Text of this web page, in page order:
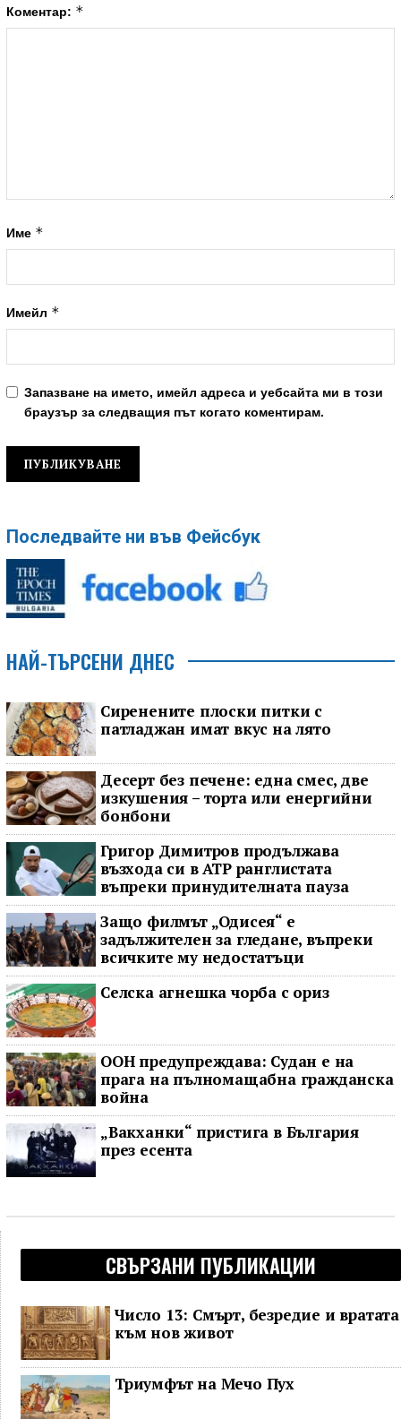
Коментар: *
Име *
Имейл *
Запазване на името, имейл адреса и уебсайта ми в този
браузър за следващия път когато коментирам.
Последвайте ни във Фейсбук
НАЙ-ТЪРСЕНИ ДНЕС
Сиренените плоски питки с
патладжан имат вкус на лято
Десерт без печене: една смес, две
изкушения – торта или енергийни
бонбони
Григор Димитров продължава
възхода си в ATP ранглистата
въпреки принудителната пауза
Защо филмът „Одисея“ е
задължителен за гледане, въпреки
всичките му недостатъци
Селска агнешка чорба с ориз
ООН предупреждава: Судан е на
прага на пълномащабна гражданска
война
„Вакханки“ пристига в България
през есента
СВЪРЗАНИ ПУБЛИКАЦИИ
Число 13: Смърт, безредие и вратата
към нов живот
Триумфът на Мечо Пух